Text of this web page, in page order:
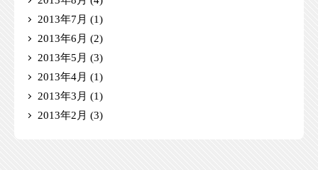
2013年7月 (1)
2013年6月 (2)
2013年5月 (3)
2013年4月 (1)
2013年3月 (1)
2013年2月 (3)